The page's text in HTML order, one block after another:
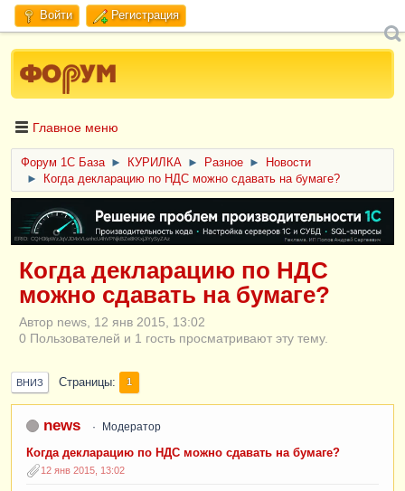
Войти Регистрация
Главное меню
Форум 1C База ► КУРИЛКА ► Разное ►
Новости
►
Когда декларацию по НДС можно сдавать на бумаге?
ERID: CQH36pWzJqVJD4xVLsnhcU4hVPNjkBZe8KKxjJiYySyZAz
Когда декларацию по НДС
можно сдавать на бумаге?
Автор news, 12 янв 2015, 13:02
0 Пользователей и 1 гость просматривают эту тему.
ВНИЗ Страницы 1
news Модератор
Когда декларацию по НДС можно сдавать на бумаге?
12 янв 2015, 13:02